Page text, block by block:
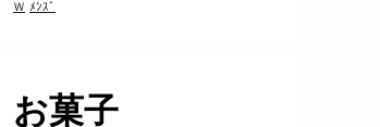
Ｗ ﾒﾝｽﾞ
お菓子